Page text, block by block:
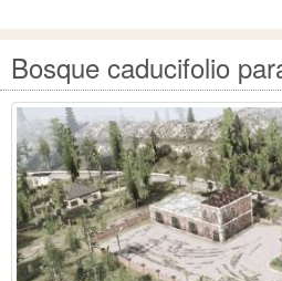
Bosque caducifolio